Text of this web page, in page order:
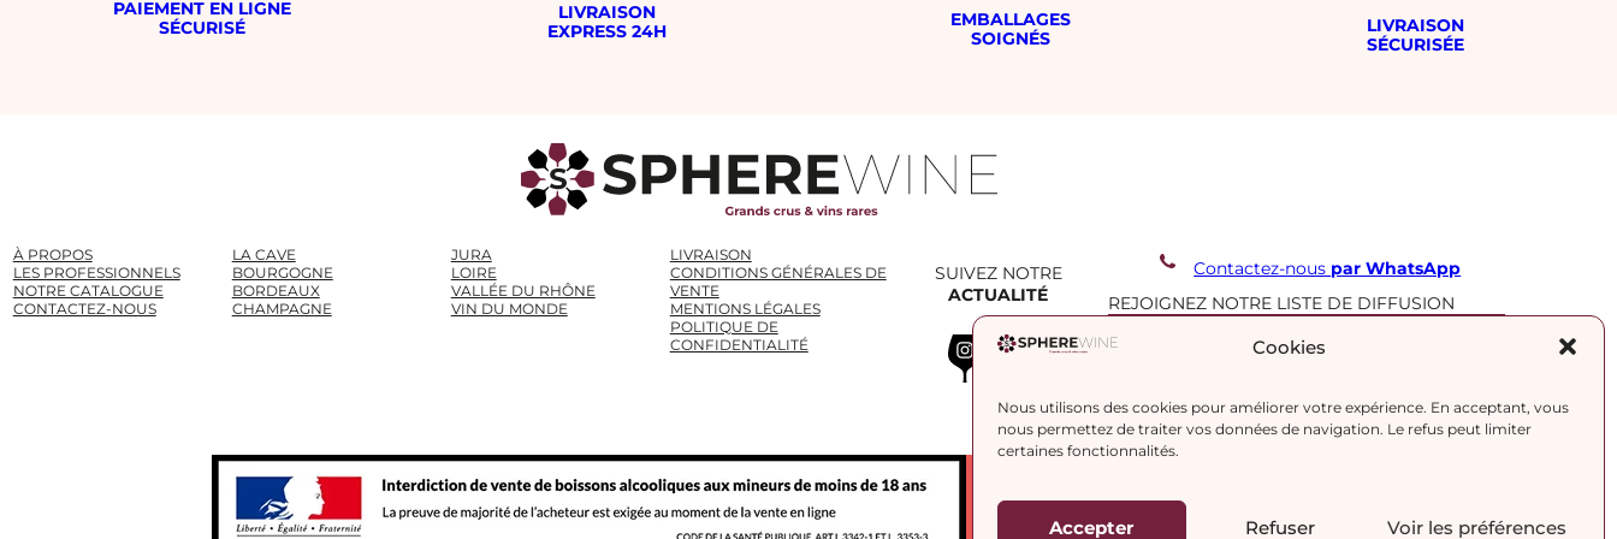
Cookies
Nous utilisons des cookies pour améliorer votre expérience. En acceptant, vous
nous permettez de traiter vos données de navigation. Le refus peut limiter
certaines fonctionnalités.
Accepter Refuser Voir les préférences
PAIEMENT EN LIGNE
SÉCURISÉ
LIVRAISON
EXPRESS 24H
EMBALLAGES
SOIGNÉS
LIVRAISON
SÉCURISÉE
À PROPOS
LES PROFESSIONNELS
NOTRE CATALOGUE
CONTACTEZ-NOUS
LA CAVE
BOURGOGNE
BORDEAUX
CHAMPAGNE
JURA
LOIRE
VALLÉE DU RHÔNE
VIN DU MONDE
LIVRAISON
CONDITIONS GÉNÉRALES DE
VENTE
MENTIONS LÉGALES
POLITIQUE DE
CONFIDENTIALITÉ
SUIVEZ NOTRE
ACTUALITÉ
Instagram WhatsApp LinkedIn
Contactez-nous par WhatsApp
REJOIGNEZ NOTRE LISTE DE DIFFUSION